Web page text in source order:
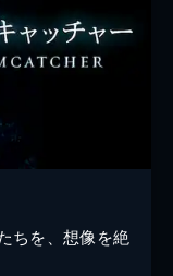
ちを、想像を絶